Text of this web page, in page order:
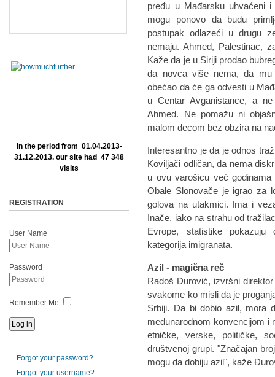
pređu u Mađarsku uhvaćeni
mogu ponovo da budu
postupak odlazeći u drugu
nemaju. Ahmed, Palestinac,
Kaže da je u Siriji prodao
da novca više nema, da mu
obećao da će ga odvesti u
u Centar Avganistance, a
Ahmed. Ne pomažu ni
malom decom bez obzira na
Interesantno je da je odnos
Koviljači odličan, da nema
u ovu varošicu već
Obale Slonovače je igrao za
golova na utakmici. Ima i
Inače, iako na strahu od
Evrope, statistike
kategorija imigranata.
Azil - magična reč
Radoš Đurović, izvršni
svakome ko misli da je
Srbiji. Da bi dobio azil, mora
međunarodnom konvencijom i
etničke, verske, političke,
društvenoj grupi. "Značajan
mogu da dobiju azil", kaže
In the period from 01.04.2013-
31.12.2013. our site had 47 348
visits
REGISTRATION
User Name
Password
Remember Me
Forgot your password?
Forgot your username?